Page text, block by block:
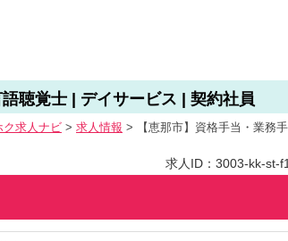
聴覚士 | デイサービス | 契約社員
ク求⼈ナビ > 求人情報 > 【恵那市】資格手当・業務
求人ID：3003-kk-st-